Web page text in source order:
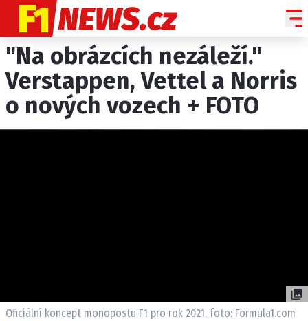
NOVINKY
GRAND PRIX
PADDOCK LINE
ETICKÝ KODEX
"Na obrázcích nezáleží."
Verstappen, Vettel a Norris
o nových vozech + FOTO
Oficiální koncept monopostu F1 pro rok 2021, foto: Formula1.com